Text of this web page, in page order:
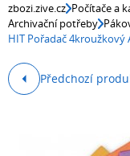
zbozi.zive.cz Počítače a
Archivační potřeby
HIT Pořadač 4kroužkový
Předchozí